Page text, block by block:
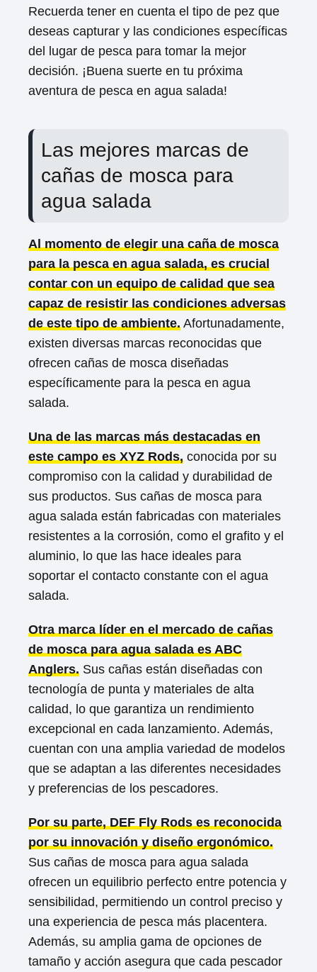
Recuerda tener en cuenta el tipo de pez que
deseas capturar y las condiciones específicas
del lugar de pesca para tomar la mejor
decisión. ¡Buena suerte en tu próxima
aventura de pesca en agua salada!
Las mejores marcas de
cañas de mosca para
agua salada
Al momento de elegir una caña de mosca
para la pesca en agua salada, es crucial
contar con un equipo de calidad que sea
capaz de resistir las condiciones adversas
de este tipo de ambiente. Afortunadamente,
existen diversas marcas reconocidas que
ofrecen cañas de mosca diseñadas
específicamente para la pesca en agua
salada.
Una de las marcas más destacadas en
este campo es XYZ Rods, conocida por su
compromiso con la calidad y durabilidad de
sus productos. Sus cañas de mosca para
agua salada están fabricadas con materiales
resistentes a la corrosión, como el grafito y el
aluminio, lo que las hace ideales para
soportar el contacto constante con el agua
salada.
Otra marca líder en el mercado de cañas
de mosca para agua salada es ABC
Anglers. Sus cañas están diseñadas con
tecnología de punta y materiales de alta
calidad, lo que garantiza un rendimiento
excepcional en cada lanzamiento. Además,
cuentan con una amplia variedad de modelos
que se adaptan a las diferentes necesidades
y preferencias de los pescadores.
Por su parte, DEF Fly Rods es reconocida
por su innovación y diseño ergonómico.
Sus cañas de mosca para agua salada
ofrecen un equilibrio perfecto entre potencia y
sensibilidad, permitiendo un control preciso y
una experiencia de pesca más placentera.
Además, su amplia gama de opciones de
tamaño y acción asegura que cada pescador